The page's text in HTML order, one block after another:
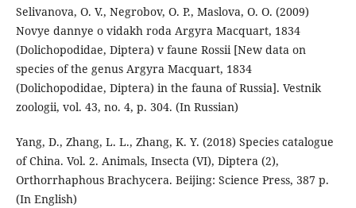
Selivanova, O. V., Negrobov, O. P., Maslova, O. O. (2009)
Novye dannye o vidakh roda Argyra Macquart, 1834
(Dolichopodidae, Diptera) v faune Rossii [New data on
species of the genus Argyra Macquart, 1834
(Dolichopodidae, Diptera) in the fauna of Russia]. Vestnik
zoologii, vol. 43, no. 4, p. 304. (In Russian)
Yang, D., Zhang, L. L., Zhang, K. Y. (2018) Species catalogue
of China. Vol. 2. Animals, Insecta (VI), Diptera (2),
Orthorrhaphous Brachycera. Beijing: Science Press, 387 p.
(In English)